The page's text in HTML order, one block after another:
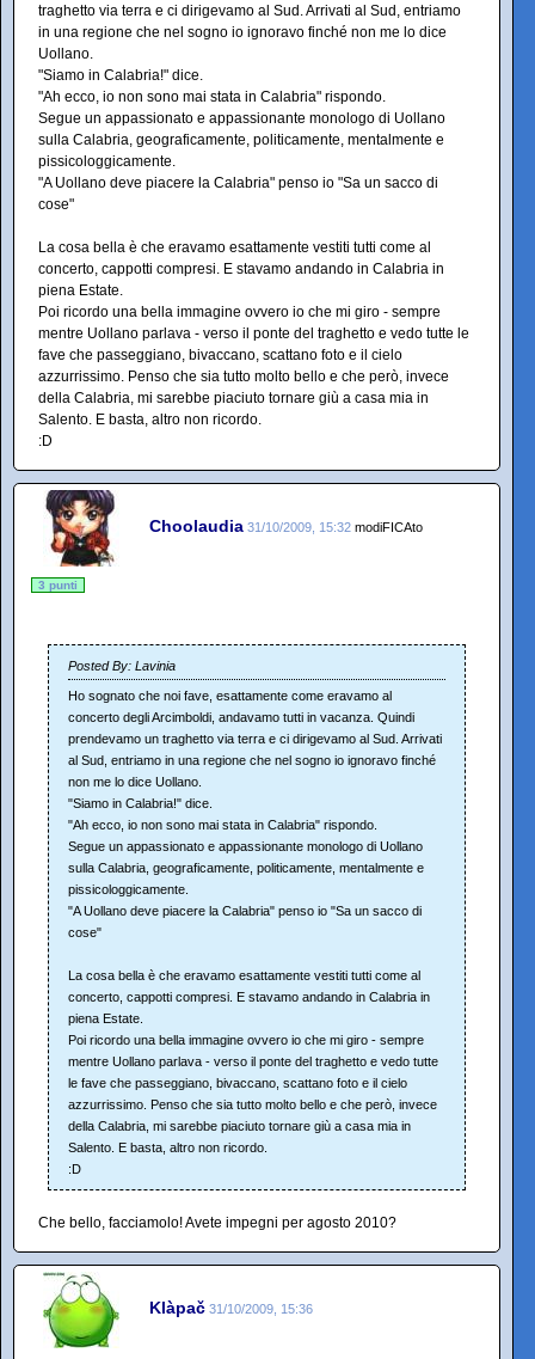
traghetto via terra e ci dirigevamo al Sud. Arrivati al Sud, entriamo
in una regione che nel sogno io ignoravo finché non me lo dice
Uollano.
"Siamo in Calabria!" dice.
"Ah ecco, io non sono mai stata in Calabria" rispondo.
Segue un appassionato e appassionante monologo di Uollano
sulla Calabria, geograficamente, politicamente, mentalmente e
pissicologgicamente.
"A Uollano deve piacere la Calabria" penso io "Sa un sacco di
cose"
La cosa bella è che eravamo esattamente vestiti tutti come al
concerto, cappotti compresi. E stavamo andando in Calabria in
piena Estate.
Poi ricordo una bella immagine ovvero io che mi giro - sempre
mentre Uollano parlava - verso il ponte del traghetto e vedo tutte le
fave che passeggiano, bivaccano, scattano foto e il cielo
azzurrissimo. Penso che sia tutto molto bello e che però, invece
della Calabria, mi sarebbe piaciuto tornare giù a casa mia in
Salento. E basta, altro non ricordo.
:D
Choolaudia 31/10/2009, 15:32 modiFICAto
3 punti
Posted By: Lavinia
Ho sognato che noi fave, esattamente come eravamo al
concerto degli Arcimboldi, andavamo tutti in vacanza. Quindi
prendevamo un traghetto via terra e ci dirigevamo al Sud. Arrivati
al Sud, entriamo in una regione che nel sogno io ignoravo finché
non me lo dice Uollano.
"Siamo in Calabria!" dice.
"Ah ecco, io non sono mai stata in Calabria" rispondo.
Segue un appassionato e appassionante monologo di Uollano
sulla Calabria, geograficamente, politicamente, mentalmente e
pissicologgicamente.
"A Uollano deve piacere la Calabria" penso io "Sa un sacco di
cose"
La cosa bella è che eravamo esattamente vestiti tutti come al
concerto, cappotti compresi. E stavamo andando in Calabria in
piena Estate.
Poi ricordo una bella immagine ovvero io che mi giro - sempre
mentre Uollano parlava - verso il ponte del traghetto e vedo tutte
le fave che passeggiano, bivaccano, scattano foto e il cielo
azzurrissimo. Penso che sia tutto molto bello e che però, invece
della Calabria, mi sarebbe piaciuto tornare giù a casa mia in
Salento. E basta, altro non ricordo.
:D
Che bello, facciamolo! Avete impegni per agosto 2010?
Klàpač 31/10/2009, 15:36